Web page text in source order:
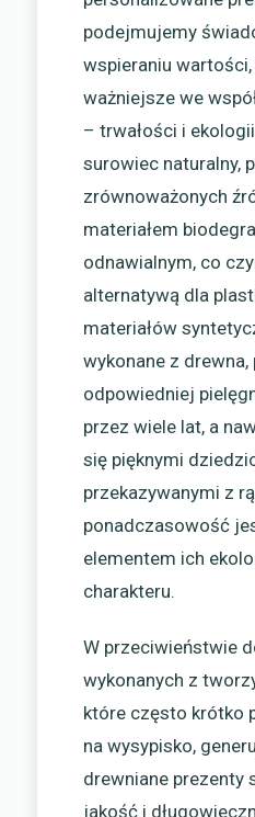
podejmujemy
wspieraniu
ważniejsze we
– trwałości i
surowiec naturalny,
zrównoważonych
materiałem
odnawialnym, co
alternatywą dla
materiałów
wykonane z
odpowiedniej
przez wiele lat, a
się pięknymi
przekazywanymi z
ponadczasowość
elementem ich
charakteru.
W przeciwieństwie
wykonanych z
które często krótko
na wysypisko,
drewniane prezenty
jakość i